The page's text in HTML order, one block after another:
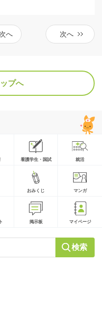
へ 次へ
プへ
看護学生・国試 就活
おみくじ マンガ
掲示板 マイページ
検索